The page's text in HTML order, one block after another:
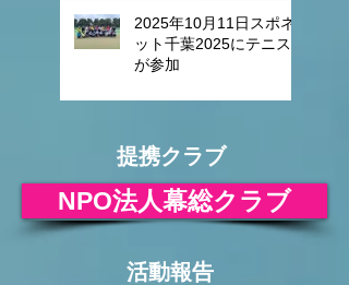
2025年10月11日スポネ
ット千葉2025にテニス
が参加
提携クラブ
NPO法人幕総クラブ
活動報告